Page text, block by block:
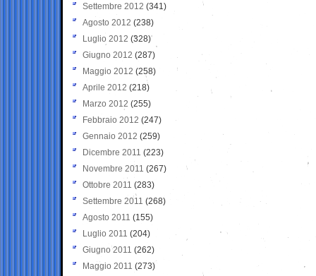
Settembre 2012 (341)
Agosto 2012 (238)
Luglio 2012 (328)
Giugno 2012 (287)
Maggio 2012 (258)
Aprile 2012 (218)
Marzo 2012 (255)
Febbraio 2012 (247)
Gennaio 2012 (259)
Dicembre 2011 (223)
Novembre 2011 (267)
Ottobre 2011 (283)
Settembre 2011 (268)
Agosto 2011 (155)
Luglio 2011 (204)
Giugno 2011 (262)
Maggio 2011 (273)